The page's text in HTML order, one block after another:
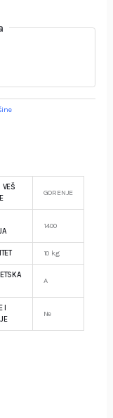
VEŠ
GORENJE
1400
10 kg
A
I
Ne